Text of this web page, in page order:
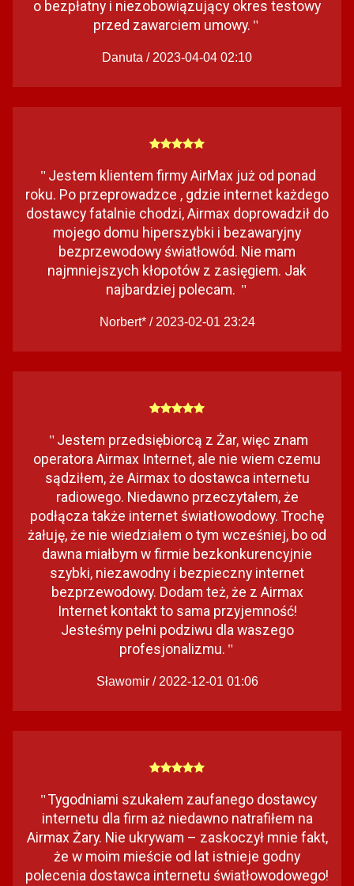
o bezpłatny i niezobowiązujący okres testowy
przed zawarciem umowy. "
Danuta / 2023-04-04 02:10
" Jestem klientem firmy AirMax już od ponad
roku. Po przeprowadzce , gdzie internet każdego
dostawcy fatalnie chodzi, Airmax doprowadził do
mojego domu hiperszybki i bezawaryjny
bezprzewodowy światłowód. Nie mam
najmniejszych kłopotów z zasięgiem. Jak
najbardziej polecam. "
Norbert* / 2023-02-01 23:24
" Jestem przedsiębiorcą z Żar, więc znam
operatora Airmax Internet, ale nie wiem czemu
sądziłem, że Airmax to dostawca internetu
radiowego. Niedawno przeczytałem, że
podłącza także internet światłowodowy. Trochę
żałuję, że nie wiedziałem o tym wcześniej, bo od
dawna miałbym w firmie bezkonkurencyjnie
szybki, niezawodny i bezpieczny internet
bezprzewodowy. Dodam też, że z Airmax
Internet kontakt to sama przyjemność!
Jesteśmy pełni podziwu dla waszego
profesjonalizmu. "
Sławomir / 2022-12-01 01:06
"Tygodniami szukałem zaufanego dostawcy
internetu dla firm aż niedawno natrafiłem na
Airmax Żary. Nie ukrywam – zaskoczył mnie fakt,
że w moim mieście od lat istnieje godny
polecenia dostawca internetu światłowodowego!